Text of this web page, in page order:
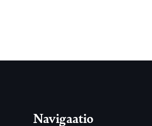
Navigaatio